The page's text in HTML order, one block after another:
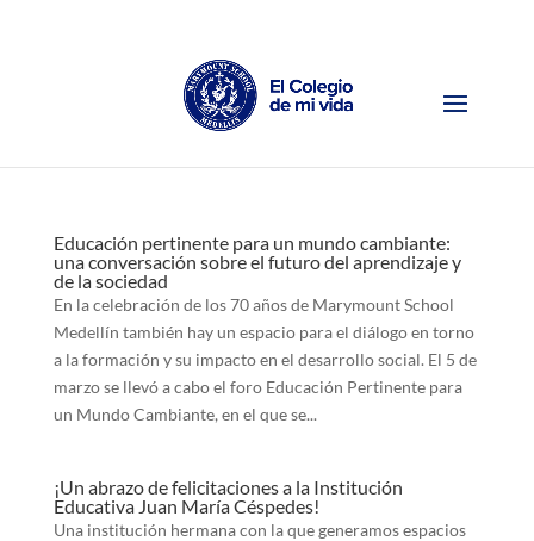
Educación pertinente para un mundo cambiante:
una conversación sobre el futuro del aprendizaje y
de la sociedad
En la celebración de los 70 años de Marymount School
Medellín también hay un espacio para el diálogo en torno
a la formación y su impacto en el desarrollo social. El 5 de
marzo se llevó a cabo el foro Educación Pertinente para
un Mundo Cambiante, en el que se...
¡Un abrazo de felicitaciones a la Institución
Educativa Juan María Céspedes!
Una institución hermana con la que generamos espacios